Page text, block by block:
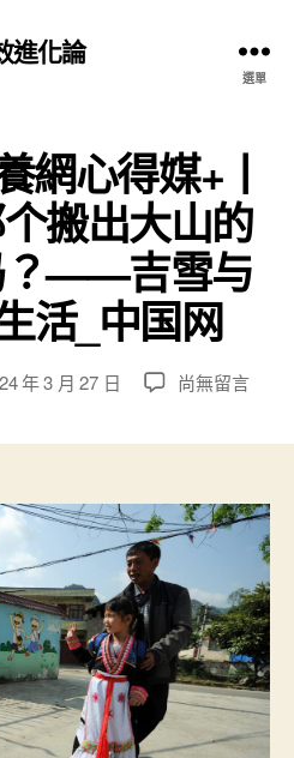
進化論
選單
網心得媒+丨
搬出大山的
？——吉雪与
活_中国网
年 3 月 27 日
在
包
養
心
得
媒
+丨
五
后，
尚無留言